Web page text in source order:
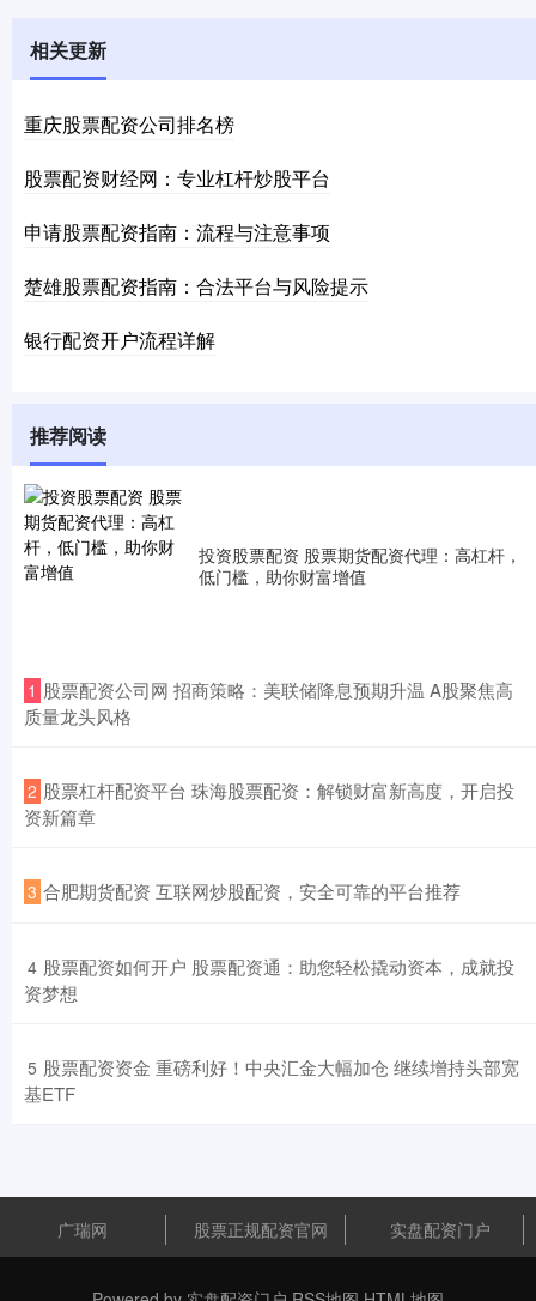
相关更新
重庆股票配资公司排名榜
股票配资财经网：专业杠杆炒股平台
申请股票配资指南：流程与注意事项
楚雄股票配资指南：合法平台与风险提示
银行配资开户流程详解
推荐阅读
投资股票配资 股票期货配资代理：高杠杆，
低门槛，助你财富增值
1 ​股票配资公司网 招商策略：美联储降息预期升温 A股聚焦高
质量龙头风格
2 ​股票杠杆配资平台 珠海股票配资：解锁财富新高度，开启投
资新篇章
3 ​合肥期货配资 互联网炒股配资，安全可靠的平台推荐
4 ​股票配资如何开户 股票配资通：助您轻松撬动资本，成就投
资梦想
5 ​股票配资资金 重磅利好！中央汇金大幅加仓 继续增持头部宽
基ETF
广瑞网 股票正规配资官网 实盘配资门户